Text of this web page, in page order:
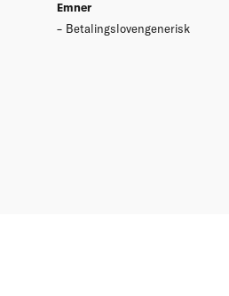
Emner
Betalingslovengenerisk